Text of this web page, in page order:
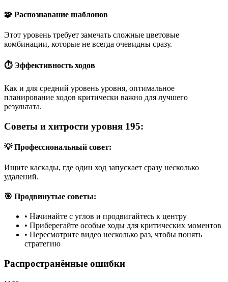
🧩 Распознавание шаблонов
Этот уровень требует замечать сложные цветовые
комбинации, которые не всегда очевидны сразу.
⏱️ Эффективность ходов
Как и для средний уровень уровня, оптимальное
планирование ходов критически важно для лучшего
результата.
Советы и хитрости уровня 195:
💡 Профессиональный совет:
Ищите каскады, где один ход запускает сразу несколько
удалений.
🎯 Продвинутые советы:
• Начинайте с углов и продвигайтесь к центру
• Приберегайте особые ходы для критических моментов
• Пересмотрите видео несколько раз, чтобы понять
стратегию
Распространённые ошибки